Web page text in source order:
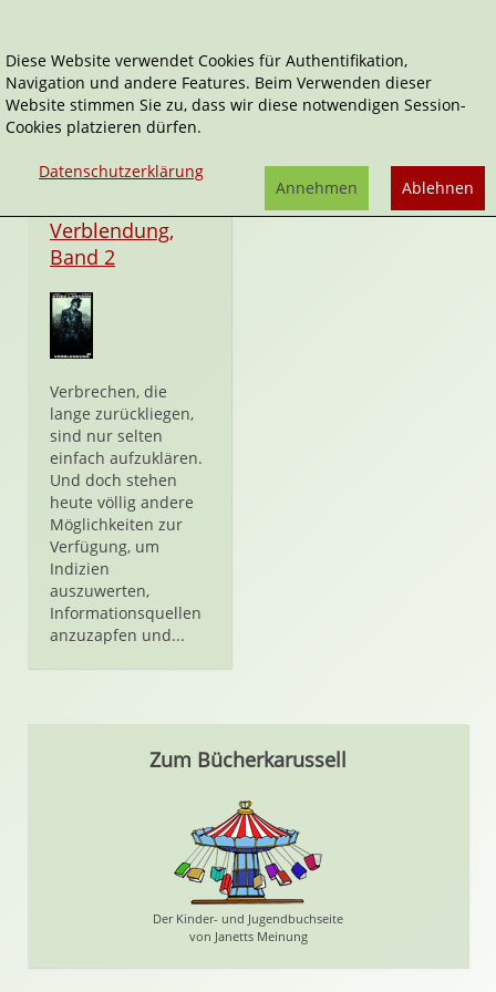
Verblendung
Verblendung,
Band 2
Verbrechen, die
lange zurückliegen,
sind nur selten
einfach aufzuklären.
Und doch stehen
heute völlig andere
Möglichkeiten zur
Verfügung, um
Indizien
auszuwerten,
Informationsquellen
anzuzapfen und...
Zum Bücherkarussell
Der Kinder- und Jugendbuchseite
von Janetts Meinung
Diese Website verwendet Cookies für Authentifikation,
Navigation und andere Features. Beim Verwenden dieser
Website stimmen Sie zu, dass wir diese notwendigen Session-
Cookies platzieren dürfen.
Datenschutzerklärung
Ablehnen
Annehmen